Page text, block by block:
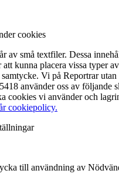
cookies
av små textfiler. Dessa
kunna placera vissa typer
Vi på Reportrar utan
använder oss av följande
cookies vi använder och
cookiepolicy.
till användning av